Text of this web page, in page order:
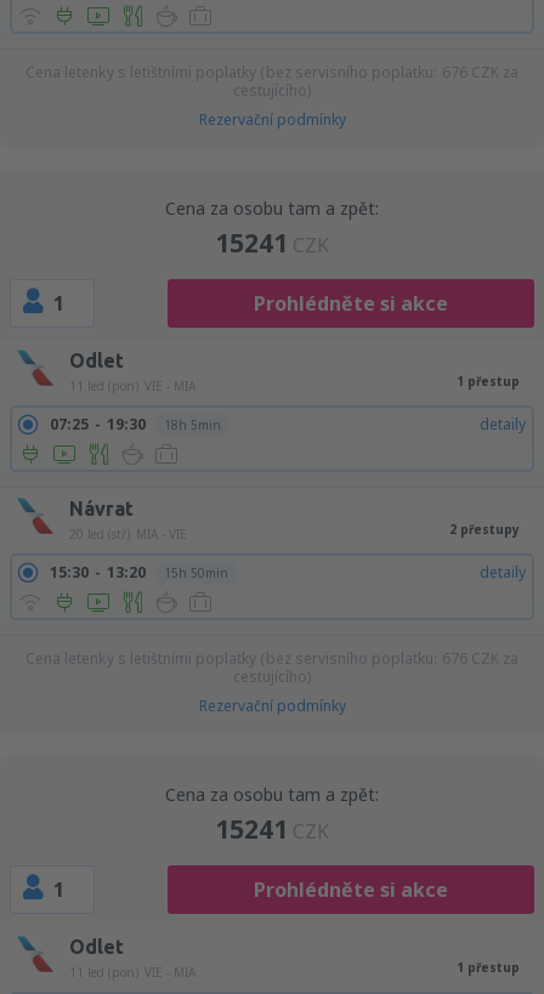
Cena letenky s letištními poplatky (bez servisního poplatku: 676 CZK za
cestujícího)
Rezervační podmínky
Cena za osobu tam a zpět:
15241 CZK
1 Prohlédněte si akce
Odlet
11 led (pon) VIE - MIA 1 přestup
07:25 19:30 18h 5min detaily
Návrat
20 led (stř) MIA - VIE 2 přestupy
15:30 13:20 15h 50min detaily
Cena letenky s letištními poplatky (bez servisního poplatku: 676 CZK za
cestujícího)
Rezervační podmínky
Cena za osobu tam a zpět:
15241 CZK
1 Prohlédněte si akce
Odlet
11 led (pon) VIE - MIA 1 přestup